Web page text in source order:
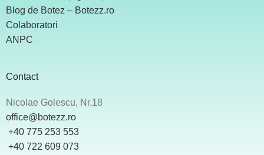
Blog de Botez – Botezz.ro
Colaboratori
ANPC
Contact
Nicolae Golescu, Nr.18
office@botezz.ro
+40 775 253 553
‪ +40 722 609 073